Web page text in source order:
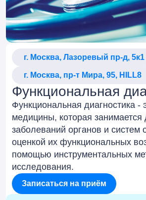
г. Москва, Лазоревый пр-д, 5к1
г. Москва, пр-т Мира, 95, HILL8
Функциональная
Функциональная диагностика -
медицины, которая занимается
заболеваний органов и систем
оценкой их функциональных
помощью инструментальных
исследования.
Записаться на приём